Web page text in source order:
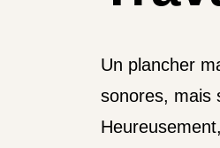
Un plancher
sonores, mais